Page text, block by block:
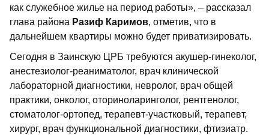
как служебное жилье на период работы», – рассказал
глава района Разиф Каримов, отметив, что в
дальнейшем квартиры можно будет приватизировать.
Сегодня в Заинскую ЦРБ требуются акушер-гинеколог,
анестезиолог-реаниматолог, врач клинической
лабораторной диагностики, невролог, врач общей
практики, онколог, оториноларинголог, рентгенолог,
стоматолог-ортопед, терапевт-участковый, терапевт,
хирург, врач функциональной диагностики, фтизиатр.